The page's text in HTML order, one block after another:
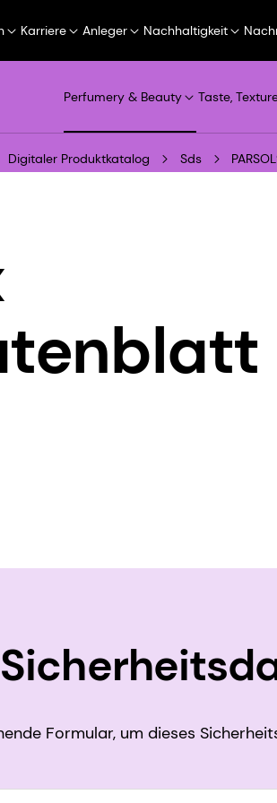
Karriere Anleger Nachhaltigkeit
Perfumery & Beauty Taste,
Digitaler Produktkatalog Sds
Formular, um dieses